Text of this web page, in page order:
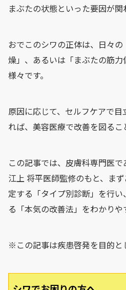
まぶたの状態といった要因が関
おでこのシワの正体は、日々
燥」、あるいは「まぶたの筋
様々です。
原因に応じて、セルフケアで
れば、美容医療で改善を図るこ
この記事では、皮膚科専門医
江上 将平医師監修のもと、ま
定する「タイプ別診断」を行
る「本気の改善法」をわかりや
※この記事は疾患啓発を目的と